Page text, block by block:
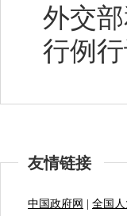
外交
行例